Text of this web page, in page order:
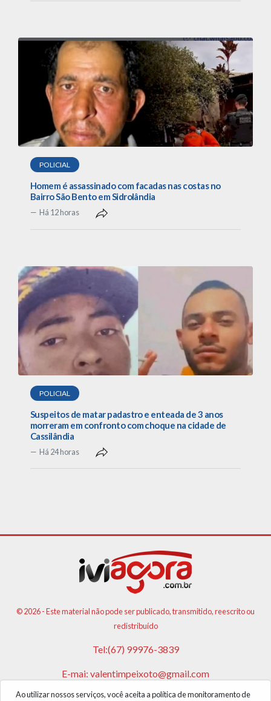
POLICIAL
Homem é assassinado com facadas nas costas no
Bairro São Bento em Sidrolândia
Há 12 horas
POLICIAL
Suspeitos de matar padastro e enteada de 3 anos
morreram em confronto com choque na cidade de
Cassilândia
Há 24 horas
Ao utilizar nossos serviços, você aceita a política de monitoramento de
© 2026 - Este material não pode ser publicado, transmitido, reescrito ou
redistribuído
Tel:(67) 99976-3839
E-mai: valentimpeixoto@gmail.com
VPA AGENCIA DE PUBLICIDADES E NOTICIAS LTDA